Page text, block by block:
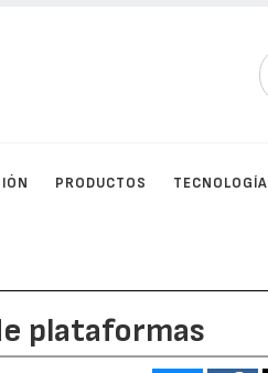
PRODUCTOS TECNOLOGÍA
plataformas